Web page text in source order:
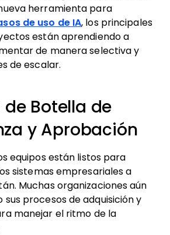
herramienta para
de uso de IA, los principales
están aprendiendo a
de manera selectiva y
de escalar.
de Botella de
y Aprobación
equipos están listos para
sistemas empresariales a
Muchas organizaciones aún
procesos de adquisición y
manejar el ritmo de la